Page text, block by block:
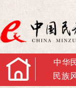
中华
民族